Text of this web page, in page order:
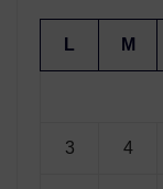
L M
3 4